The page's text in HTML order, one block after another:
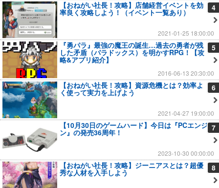
4
【おねがい社長！攻略】店舗経営イベントを効
率良く攻略しよう！（イベント一覧あり）
2021-01-25 18:00:00
5
『勇パラ』最強の魔王の誕生…過去の勇者が残
した矛盾（パラドックス）を明かすRPG！【攻
略&アプリ紹介】
2016-06-13 20:30:00
6
【おねがい社長！攻略】資源危機とは？効率よ
く使って実力を上げよう
2021-04-27 19:00:00
7
【10月30日のゲームハード】今日は『PCエンジ
ン』の発売36周年！
2023-10-30 00:00:00
8
【おねがい社長！攻略】ジーニアスとは？超優
秀な人材を入手しよう